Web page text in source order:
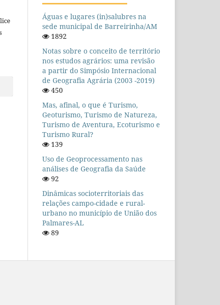
Águas e lugares (in)salubres na
sede municipal de Barreirinha/AM
1892
Notas sobre o conceito de território
nos estudos agrários: uma revisão
a partir do Simpósio Internacional
de Geografia Agrária (2003 -2019)
450
Mas, afinal, o que é Turismo,
Geoturismo, Turismo de Natureza,
Turismo de Aventura, Ecoturismo e
Turismo Rural?
139
Uso de Geoprocessamento nas
análises de Geografia da Saúde
92
Dinâmicas socioterritoriais das
relações campo-cidade e rural-
urbano no município de União dos
Palmares-AL
89